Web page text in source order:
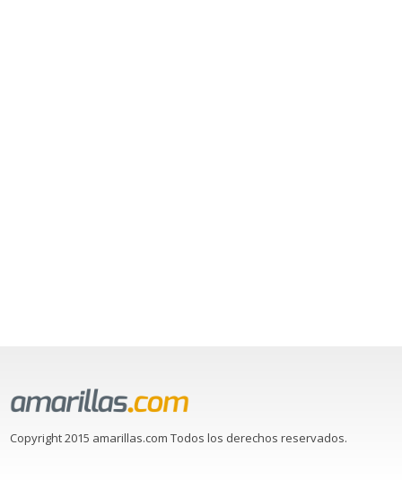
Copyright 2015 amarillas.com Todos los derechos reservados.